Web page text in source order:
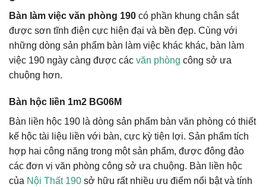
Bàn làm việc văn phòng 190 có phần khung chân sắt
được sơn tĩnh điện cực hiện đại và bền đẹp. Cùng với
những dòng sản phẩm bàn làm việc khác khác, bàn làm
việc 190 ngày càng được các văn phòng công sở ưa
chuộng hơn.
Bàn hộc liền 1m2 BG06M
Bàn liền hộc 190 là dòng sản phẩm bàn văn phòng có thiết
kế hộc tài liệu liền với bàn, cực kỳ tiện lợi. Sản phẩm tích
hợp hai công năng trong một sản phẩm, được đông đảo
các đơn vị văn phòng công sở ưa chuộng. Bàn liền hộc
của Nội Thất 190 sở hữu rất nhiều ưu điểm nổi bật và tính